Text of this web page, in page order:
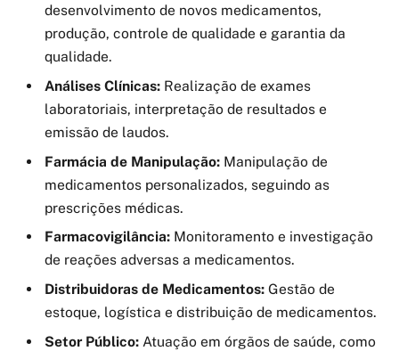
desenvolvimento de novos medicamentos,
produção, controle de qualidade e garantia da
qualidade.
Análises Clínicas: Realização de exames
laboratoriais, interpretação de resultados e
emissão de laudos.
Farmácia de Manipulação: Manipulação de
medicamentos personalizados, seguindo as
prescrições médicas.
Farmacovigilância: Monitoramento e investigação
de reações adversas a medicamentos.
Distribuidoras de Medicamentos: Gestão de
estoque, logística e distribuição de medicamentos.
Setor Público: Atuação em órgãos de saúde, como